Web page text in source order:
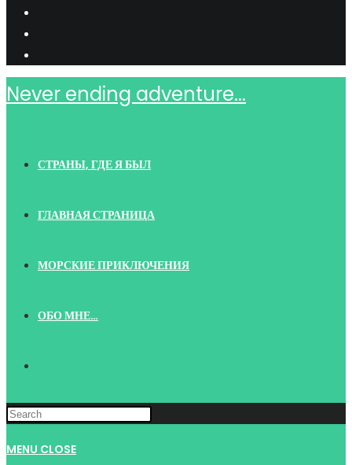
Never ending adventure...
СТРАНЫ, ГДЕ Я БЫЛ
ГЛАВНАЯ СТРАНИЦА
МОРСКИЕ ПРИКЛЮЧЕНИЯ
ОБО МНЕ…
WEBSITE
MENU CLOSE